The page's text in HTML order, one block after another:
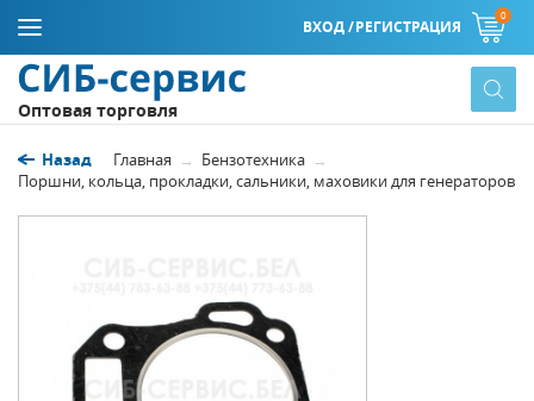
ВХОД /РЕГИСТРАЦИЯ
0
Оптовая торговля
Назад Главная
Бензотехника
Поршни, кольца, прокладки, сальники, маховики для генераторов